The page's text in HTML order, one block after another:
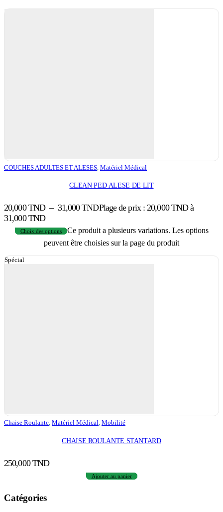
COUCHES ADULTES ET ALESES Matériel Médical
CLEAN PED ALESE DE LIT
20,000TND – 31,000TNDPlage de prix : 20,000 TND à
31,000 TND
Choix des options
Ce produit a plusieurs variations. Les options
peuvent être choisies sur la page du produit
Spécial
Chaise Roulante, Matériel Médical, Mobilité
CHAISE ROULANTE STANTARD
250,000TND
Ajouter au panier
Catégories